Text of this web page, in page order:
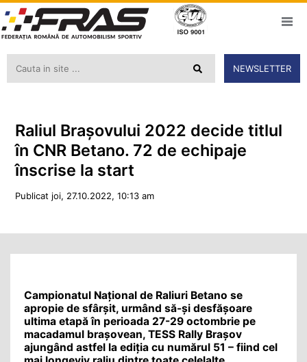
NEWSLETTER
Raliul Brașovului 2022 decide titlul
în CNR Betano. 72 de echipaje
înscrise la start
Publicat joi, 27.10.2022, 10:13 am
Campionatul Național de Raliuri Betano se
apropie de sfârșit, urmând să-și desfășoare
ultima etapă în perioada 27-29 octombrie pe
macadamul brașovean, TESS Rally Brașov
ajungând astfel la ediția cu numărul 51 – fiind cel